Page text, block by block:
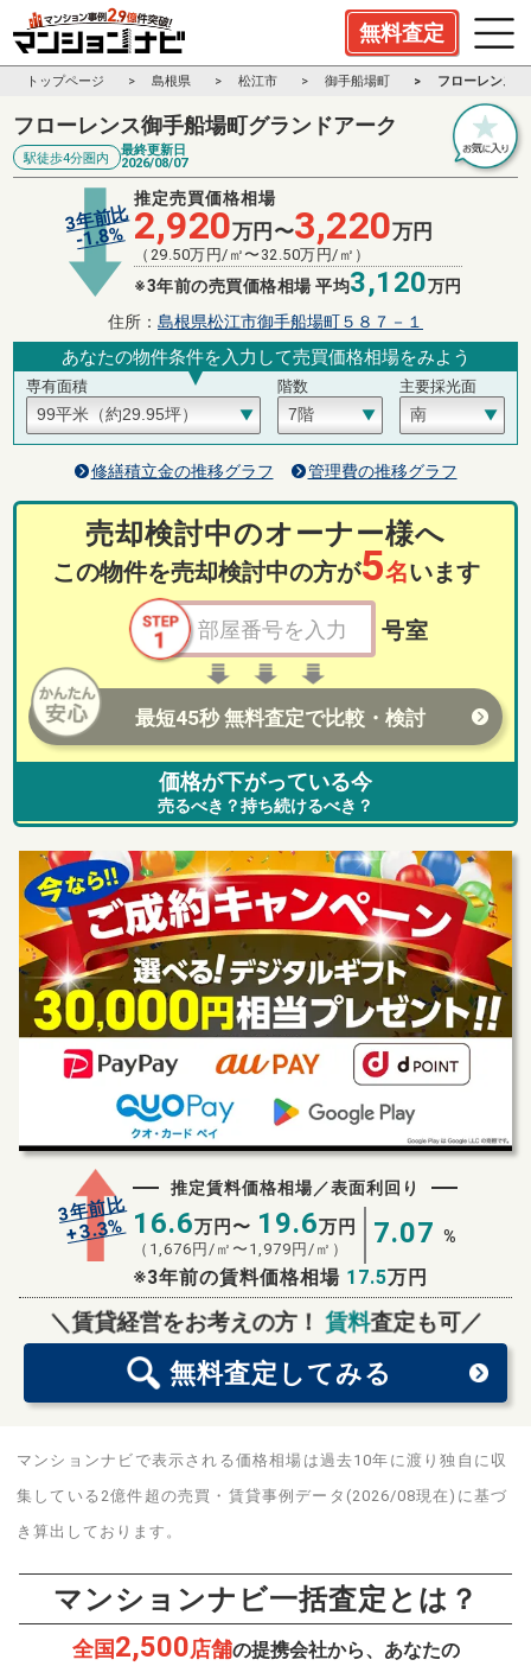
無料査定
トップページ 島根県 松江市 御手船場町 フローレンス
フローレンス御手船場町グランドアーク
駅徒歩4分圏内
最終更新日
2026/08/07
3年前比
-1.8%
推定売買価格相場
2,920万円〜3,220万円
（ 29.50万円/㎡〜 32.50万円/㎡）
※3年前の売買価格相場 平均3,120万円
住所： 島根県松江市御手船場町５８７－１
あなたの物件条件を入力して売買価格相場をみよう
専有面積 階数 主要採光面
修繕積立金の推移グラフ 管理費の推移グラフ
売却検討中のオーナー様へ
この物件を売却検討中の方が5名います
号室
最短45秒 無料査定で比較・検討
価格が下がっている今
売るべき？持ち続けるべき？
3年前比
+3.3%
推定賃料価格相場／表面利回り
16.6万円〜 19.6万円
（ 1,676 円/㎡〜 1,979 円/㎡） 7.07 %
※3年前の賃料価格相場 17.5万円
＼賃貸経営をお考えの方！賃料査定も可／
無料査定 してみる
無料査定スタート！
マンションナビで表示される価格相場は過去10年に渡り独自に収
集している2億件超の売買・賃貸事例データ(2026/08現在)に基づ
き算出しております。
マンションナビ一括査定とは？
全国2,500店舗の提携会社から、あなたの